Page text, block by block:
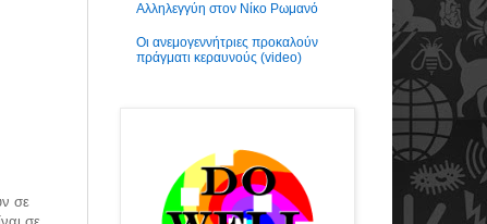
σε
Αλληλεγγύη στον Νίκο Ρωμανό
Οι ανεμογεννήτριες προκαλούν
πράγματι κεραυνούς (video)